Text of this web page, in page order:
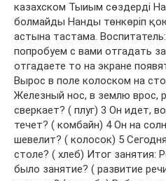
казахском Тыиым сөздерді
болмайды Нанды төнкөріп
астына тастама.
попробуем с вами отгадать
отгадаете то на экране
Вырос в поле колоском на
Железный нос, в землю врос,
сверкает? ( плуг) 3 Он идет,
течет? ( комбайн) 4 Он на
шевелит? ( колосок) 5
столе? ( хлеб) Итог занятия:
было занятие? ( развитие